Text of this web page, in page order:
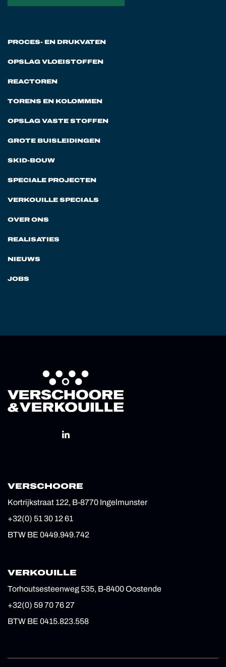
PROCES- EN DRUKVATEN
OPSLAG VLOEISTOFFEN
REACTOREN
TORENS EN KOLOMMEN
OPSLAG VASTE STOFFEN
GROTE BUISLEIDINGEN
SKID-BOUW
SPECIALE PROJECTEN
VERKOUILLE SPECIALS
OVER ONS
REALISATIES
NIEUWS
JOBS
VERSCHOORE
Kortrijkstraat 122, B-8770 Ingelmunster
+32(0) 51 30 12 61
BTW BE 0449.949.742
VERKOUILLE
Torhoutsesteenweg 535, B-8400 Oostende
+32(0) 59 70 76 27
BTW BE 0415.823.558